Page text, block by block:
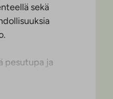
sekä
pesutupa ja